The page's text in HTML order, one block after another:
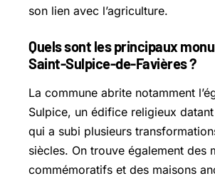
son lien avec l’agriculture.
Quels sont les principaux
Saint-Sulpice-de-Favières ?
La commune abrite notamment
Sulpice, un édifice religieux
qui a subi plusieurs
siècles. On trouve également des
commémoratifs et des maisons